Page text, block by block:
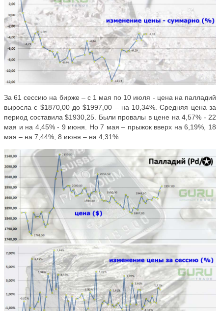
За 61 сессию на бирже – с 1 мая по 10 июля - цена на палладий
выросла с $1870,00 до $1997,00 – на 10,34%. Средняя цена за
период составила $1930,25. Были провалы в цене на 4,57% - 22
мая и на 4,45% - 9 июня. Но 7 мая – прыжок вверх на 6,19%, 18
мая – на 7,44%, 8 июня – на 4,31%.